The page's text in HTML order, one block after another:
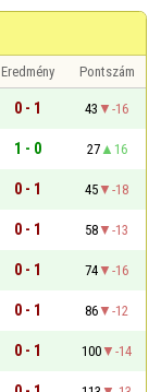
Eredmény
Pontszám
0 - 1 43
-16
1 - 0 27
16
0 - 1 45
-18
0 - 1 58
-13
0 - 1 74
-16
0 - 1 86
-12
0 - 1 100
-14